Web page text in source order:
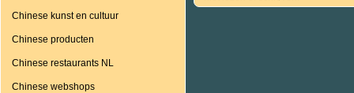
Chinese kunst en cultuur
Chinese producten
Chinese restaurants NL
Chinese webshops